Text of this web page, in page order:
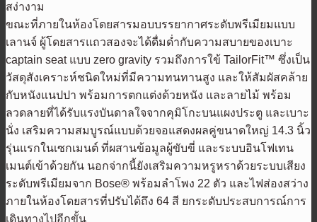
สง่างาม
ขณะที่ภายในห้องโดยสารมอบบรรยากาศระดับพรีเมียมแบบ
เลานจ์ ผู้โดยสารแถวสองจะได้ดื่มด่ำกับความสบายของเบาะ
captain seat แบบ zero gravity รวมถึงการใข้ TailorFit™ ซึ่งเป็น
วัสดุสังเคราะห์ชนิดใหม่ที่มีความทนทานสูง และให้สัมผัสคล้าย
กับหนังแนปปา พร้อมการตกแต่งด้วยหนัง และลายไม้ พร้อม
ลวดลายที่ได้รับแรงบันดาลใจจากคุมิโกะบนแผงประตู และเบาะ
นั่ง เสริมความสมบูรณ์แบบด้วยจอแสดงผลคู่ขนาดใหญ่ 14.3 นิ้ว
รุ่นแรกในเซกเมนต์ ที่ผสานข้อมูลผู้ขับขี่ และระบบอินโฟเทน
เมนต์เข้าด้วยกัน นอกจ่ากนี้ยังเสริมความหรูหราด้วยระบบเสียง
ระดับพรีเมียมจาก Bose® พร้อมลำโพง 22 ตัว และไฟส่องสว่าง
ภายในห้องโดยสารที่ปรับได้ถึง 64 สี ยกระดับประสบการณ์การ
เดินทางไปอีกขั้น